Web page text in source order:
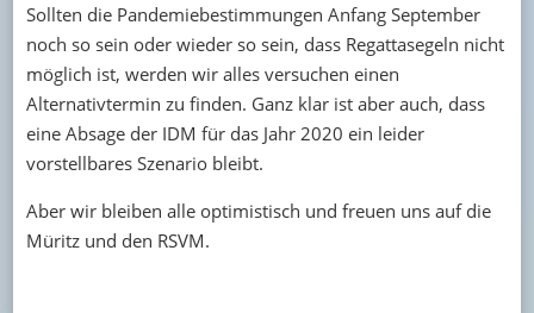
Sollten die Pandemiebestimmungen Anfang September
noch so sein oder wieder so sein, dass Regattasegeln nicht
möglich ist, werden wir alles versuchen einen
Alternativtermin zu finden. Ganz klar ist aber auch, dass
eine Absage der IDM für das Jahr 2020 ein leider
vorstellbares Szenario bleibt.
Aber wir bleiben alle optimistisch und freuen uns auf die
Müritz und den RSVM.